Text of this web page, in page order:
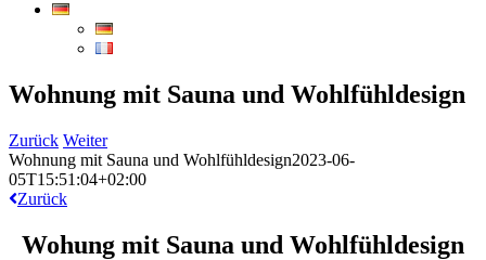
Wohnung mit Sauna und Wohlfühldesign
Zurück Weiter
Wohnung mit Sauna und Wohlfühldesign2023-06-
05T15:51:04+02:00
Zurück
Wohung mit Sauna und Wohlfühldesign